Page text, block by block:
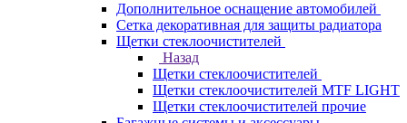
Дополнительное оснащение автомобилей
Сетка декоративная для защиты радиатора
Щетки стеклоочистителей
Назад
Щетки стеклоочистителей
Щетки стеклоочистителей MTF LIGHT
Щетки стеклоочистителей прочие